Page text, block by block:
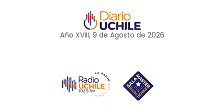
Año XVIII, 9 de Agosto de 2026